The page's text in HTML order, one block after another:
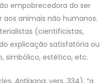
empobrecedora do ser
animais não humanos.
(cientificistas,
explicação satisfatória ou
simbólico, estético, etc.
Antígona, vers. 334), “a